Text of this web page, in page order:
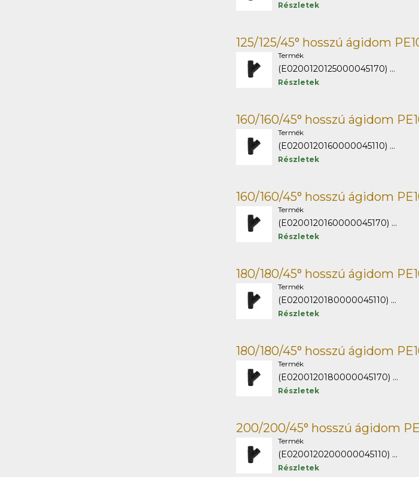
Részletek
125/125/45° hosszú ágidom
Termék
(E0200120125000045170) ...
Részletek
160/160/45° hosszú ágidom
Termék
(E0200120160000045110) ...
Részletek
160/160/45° hosszú ágidom
Termék
(E0200120160000045170) ...
Részletek
180/180/45° hosszú ágidom
Termék
(E0200120180000045110) ...
Részletek
180/180/45° hosszú ágidom
Termék
(E0200120180000045170) ...
Részletek
200/200/45° hosszú ágidom
Termék
(E0200120200000045110) ...
Részletek